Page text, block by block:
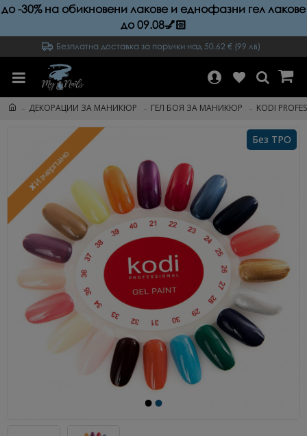
до -30% на обикновени лакове и еднофазни гел лакове
до 09.08💅🏻
Безплатна доставка за поръчки над 50.62 € (99 лв)
ДЕКОРАЦИИ ЗА МАНИКЮР ГЕЛ БОЯ ЗА МАНИКЮР KODI
Без TPO
✘Изчерпано